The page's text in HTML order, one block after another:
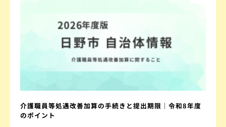
介護職員等処遇改善加算の手続きと提出期限｜令和8年度
のポイント